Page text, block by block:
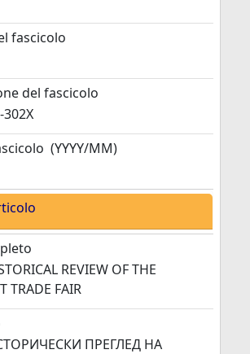
fascicolo
del fascicolo
302X
(YYYY/MM)
REVIEW OF THE
TRADE FAIR
ПРЕГЛЕД НА